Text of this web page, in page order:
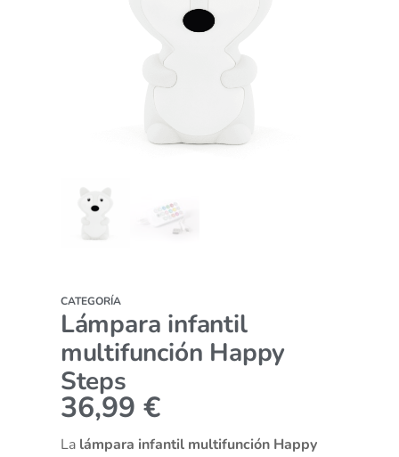
CATEGORÍA
Lámpara infantil
multifunción Happy
Steps
36,99 €
La lámpara infantil multifunción Happy